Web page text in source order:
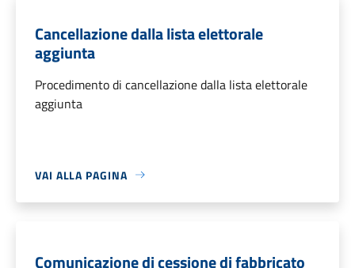
Cancellazione dalla lista elettorale
aggiunta
Procedimento di cancellazione dalla lista elettorale
aggiunta
VAI ALLA PAGINA
Comunicazione di cessione di fabbricato